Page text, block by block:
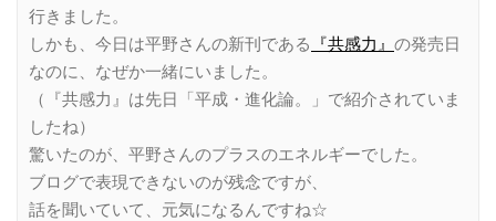
行きました。
しかも、今日は平野さんの新刊である
『共感力』 の発売日
なのに、なぜか一緒にいました。
（『共感力』は先日「平成・進化論。」で紹介されていま
したね）
驚いたのが、平野さんのプラスのエネルギーでした。
ブログで表現できないのが残念ですが、
話を聞いていて、元気になるんですね☆